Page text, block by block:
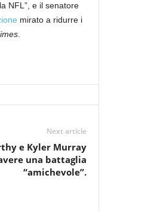
NFL”, e il senatore
mirato a ridurre i
.
Next article
e Kyler Murray
una battaglia
“amichevole”.